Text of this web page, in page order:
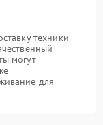
техники
могут
для